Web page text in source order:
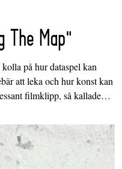
The Map"
på hur dataspel kan
att leka och hur konst kan
filmklipp, så kallade…